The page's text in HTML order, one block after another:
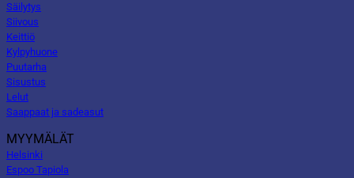
Säilytys
Siivous
Keittiö
Kylpyhuone
Puutarha
Sisustus
Lelut
Saappaat ja sadeasut
MYYMÄLÄT
Helsinki
Espoo Tapiola